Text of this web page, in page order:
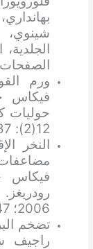
شينوي،
الصفحات 528-529.
ورم
فيكاس
12(2): 187-91.
النخر
مضاعفات
فيكاس
2006؛ 47(3): 235-6.
تضخم
راجيف